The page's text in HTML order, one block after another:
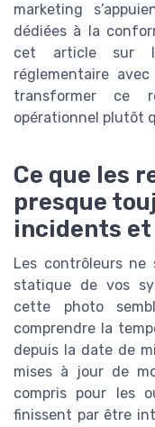
marketing
dédiées à la
cet article sur
réglementaire
transformer ce
opérationnel plutôt
Ce que les
presque
incidents et
Les contrôleurs ne
statique de vos
cette photo
comprendre la
depuis la date de
mises à jour de
compris pour les
finissent par être